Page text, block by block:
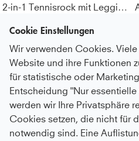
2-in-1 Tennisrock mit Leggings / Skapri, rot
Cookie Einstellungen
Wir verwenden Cookies.
Website und ihre Funktionen
für statistische oder
Entscheidung "Nur
werden wir Ihre Privatsphäre
Cookies setzen, die nicht für
notwendig sind. Eine